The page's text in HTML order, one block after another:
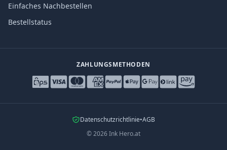
Einfaches Nachbestellen
Bestellstatus
ZAHLUNGSMETHODEN
Datenschutzrichtlinie•AGB
©2026Ink Hero.at